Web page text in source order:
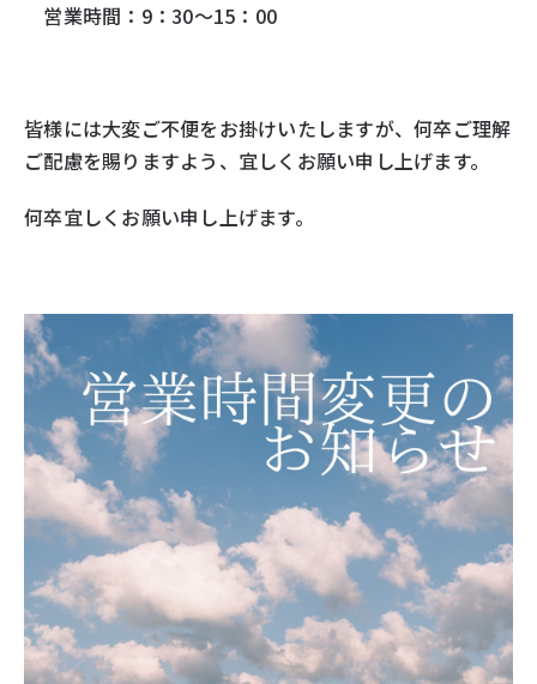
営業時間：9：30～15：00
皆様には大変ご不便をお掛けいたしますが、何卒ご理解
ご配慮を賜りますよう、宜しくお願い申し上げます。
何卒宜しくお願い申し上げます。